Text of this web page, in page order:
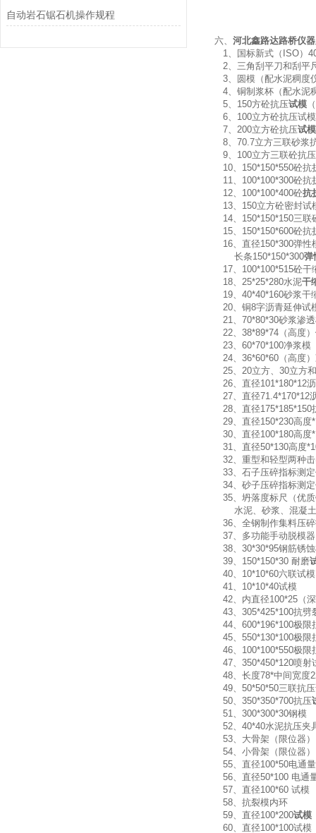
自动岩石锯石机操作规程
六、 河北鑫路达路桥仪
1、国标新式（ISO）
2、三角刮平刀和刮平
3、圆模（配水泥稠度
4、铜制浆杯（配水泥
5、150方砼抗压试模
6、100立方砼抗压试
7、200立方砼抗压试模
8、70.7立方三联砂
9、100立方三联砼抗压
10、150*150*550砼抗
11、100*100*300砼抗
12、100*100*400砼抗
13、150立方砼密封试
14、150*150*150三联
15、150*150*600砼抗
16、直径150*300弹性
长条150*150*300弹
17、100*100*515砼干
18、25*25*280水泥干
19、40*40*160砂浆干
20、铜8字沥青延伸试
21、70*80*30砂浆渗
22、38*89*74（高度
23、60*70*100净浆模
24、36*60*60（高度）
25、20立方、30立方
26、直径101*180*12
27、直径71.4*170*12
28、直径175*185*150
29、直径150*230高度
30、直径100*180高度
31、直径50*130高度
32、重型和轻型两
33、石子压碎指标测定
34、砂子压碎指标测
35、坍落度标尺（优
水泥、砂浆、混凝土
36、全钢制作集料压
37、多功能手动脱模
38、30*30*95钢筋锈
39、150*150*30 耐磨
40、10*10*60
41、
42、内直径100*25（
43、305*425*100
44、600*196*100极限
45、550*130*100极限
46、100*100*550极限
47、350*450*120喷射
48、长度78*中间宽度
49、50*50*50三
50、350*350*700抗压
51、
52、40*40水泥
53、大骨架（
54、小骨架（
55、直径100*50电通量
56、直径50*100
57、直径
58、抗裂
59、直径100*200试模
60、直径